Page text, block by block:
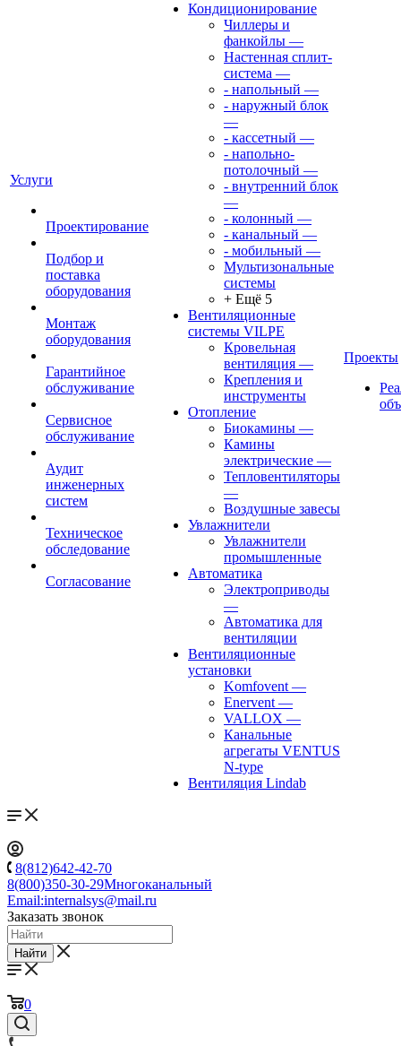
Услуги
Проектирование
Подбор и
поставка
оборудования
Монтаж
оборудования
Гарантийное
обслуживание
Сервисное
обслуживание
Аудит
инженерных
систем
Техническое
обследование
Согласование
Кондиционирование
Чиллеры и
фанкойлы —
Настенная сплит-
система —
- напольный —
- наружный блок
—
- кассетный —
- напольно-
потолочный —
- внутренний блок
—
- колонный —
- канальный —
- мобильный —
Мультизональные
системы
+ Ещё 5
Вентиляционные
системы VILPE
Кровельная
вентиляция —
Крепления и
инструменты
Отопление
Биокамины —
Камины
электрические —
Тепловентиляторы
—
Воздушные завесы
Увлажнители
Увлажнители
промышленные
Автоматика
Электроприводы
—
Автоматика для
вентиляции
Вентиляционные
установки
Komfovent —
Enervent —
VALLOX —
Канальные
агрегаты VENTUS
N-type
Вентиляция Lindab
Проекты
8(812)642-42-70
8(800)350-30-29Многоканальный
Email:internalsys@mail.ru
Заказать звонок
Найти
0